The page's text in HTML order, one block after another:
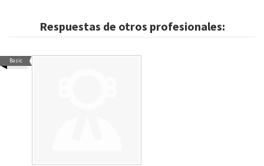
Respuestas de otros profesionales:
Basic